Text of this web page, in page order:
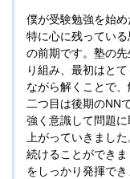
僕が受験勉強を始め
特に心に残ってい
の前期です。塾の
り組み、最初はと
ながら解くことで
二つ目は後期のNN
強く意識して問題
上がっていきまし
続けることができ
をしっかり発揮で